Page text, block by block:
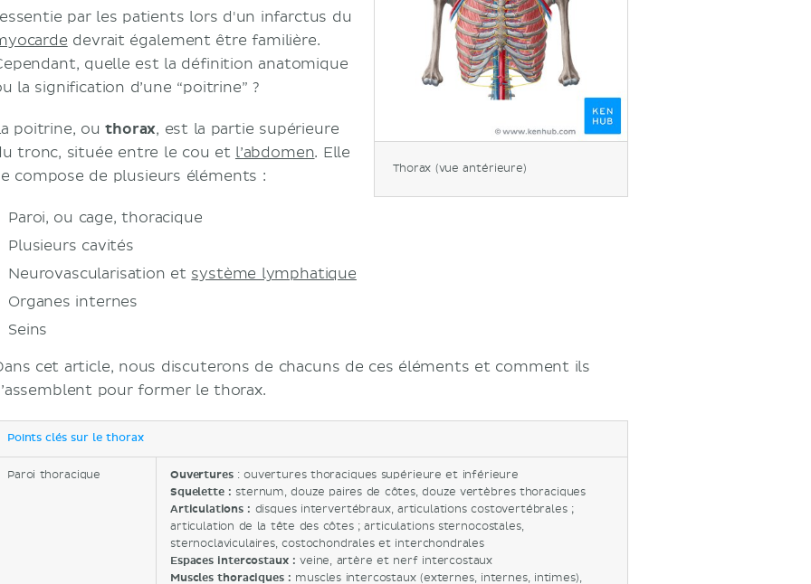
Thorax (vue antérieure)
par les patients lors d'un infarctus du
devrait également être familière.
quelle est la définition anatomique
la signification d’une “poitrine” ?
poitrine, outhorax, est la partie supérieure
tronc, située entre le cou et l’abdomen. Elle
compose de plusieurs éléments :
Paroi, ou cage, thoracique
Plusieurs cavités
Neurovascularisation et système lymphatique
Organes internes
Seins
cet article, nous discuterons de chacuns de ces éléments et comment ils
pour former le thorax.
Points clés sur le thorax
Paroi thoracique Ouvertures : ouvertures thoraciques supérieure et inférieure
Squelette : sternum, douze paires de côtes, douze vertèbres thoraciques
Articulations : disques intervertébraux, articulations costovertébrales ;
articulation de la tête des côtes ; articulations sternocostales,
sternoclaviculaires, costochondrales et interchondrales
Espaces intercostaux : veine, artère et nerf intercostaux
Muscles thoraciques : muscles intercostaux (externes, internes, intimes),